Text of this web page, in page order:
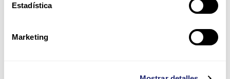
Estadística
Marketing